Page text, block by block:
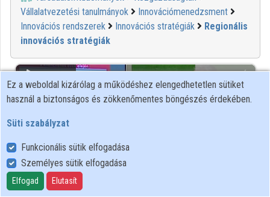
Vállalatvezetési tanulmányok
Innovációmenedzsment
Innovációs rendszerek
Innovációs stratégiák
Regionális
innovációs stratégiák
00:48:42 MINDENTUDÁS
Ez a weboldal kizárólag a működéshez elengedhetetlen sütiket
használ a biztonságos és zökkenőmentes böngészés érdekében.
Süti szabályzat
Funkcionális sütik elfogadása
Személyes sütik elfogadása
Elfogad Elutasít